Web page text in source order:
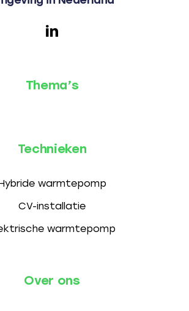
Thema’s
Technieken
warmtepomp
CV-installatie
warmtepomp
Over ons